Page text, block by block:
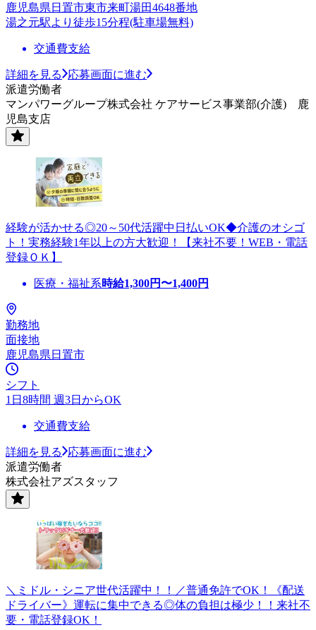
鹿児島県日置市東市来町湯田4648番地
湯之元駅より徒歩15分程(駐車場無料)
交通費支給
詳細を見る
応募画面に進む
派遣労働者
マンパワーグループ株式会社 ケアサービス事業部(介護) 鹿
児島支店
経験が活かせる◎20～50代活躍中日払いOK◆介護のオシゴ
ト！実務経験1年以上の方大歓迎！【来社不要！WEB・電話
登録ＯＫ】
医療・福祉系時給1,300円〜1,400円
勤務地
面接地
鹿児島県日置市
シフト
1日8時間 週3日からOK
交通費支給
詳細を見る
応募画面に進む
派遣労働者
株式会社アズスタッフ
＼ミドル・シニア世代活躍中！！／普通免許でOK！《配送
ドライバー》運転に集中できる◎体の負担は極少！！来社不
要・電話登録OK！